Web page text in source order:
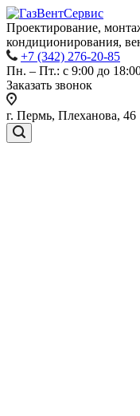
Проектирование,
кондиционирования,
+7 (342) 276-20-85
Пн. – Пт.: с 9:00 до
Заказать звонок
г. Пермь, Плеханова, 46